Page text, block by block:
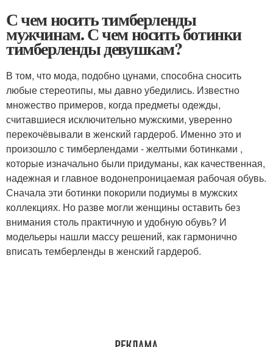
С чем носить тимберленды
мужчинам. С чем носить ботинки
тимберленды девушкам?
В том, что мода, подобно цунами, способна сносить
любые стереотипы, мы давно убедились. Известно
множество примеров, когда предметы одежды,
считавшиеся исключительно мужскими, уверенно
перекочёвывали в женский гардероб. Именно это и
произошло с тимберлендами - желтыми ботинками ,
которые изначально были придуманы, как качественная,
надежная и главное водонепроницаемая рабочая обувь.
Сначала эти ботинки покорили подиумы в мужских
коллекциях. Но разве могли женщины оставить без
внимания столь практичную и удобную обувь? И
модельеры нашли массу решений, как гармонично
вписать темберленды в женский гардероб.